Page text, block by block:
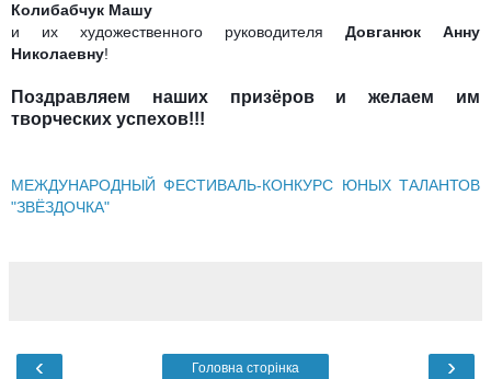
Колибабчук Машу
и их художественного руководителя Довганюк Анну
Николаевну!
Поздравляем наших призёров и желаем им
творческих успехов!!!
МЕЖДУНАРОДНЫЙ ФЕСТИВАЛЬ-КОНКУРС ЮНЫХ ТАЛАНТОВ
"ЗВЁЗДОЧКА"
‹ ›
Головна сторінка